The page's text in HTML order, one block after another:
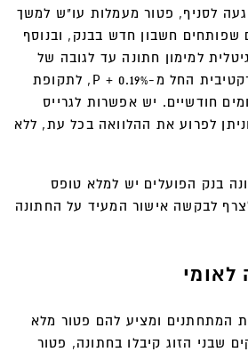
לסניף, פטור מעמלות עו"ש למשך
שפותחים חשבון חדש בבנק, ובנוסף
למימון חתונה עד לגובה של
72,000 ₪, בריבית אטרקטיבית החל מ-P + 0.19%, לתקופת
של עד 72 תשלומים חודשיים. יש אפשרות לגרייס
לפרוע את ההלוואה בכל עת, ללא
בנק הפועלים יש למלא טופס
לבקשה אישור המעיד על החתונה
לאומי
המתחתנים ומציע להם פטור מלא
שבני הזוג קיבלו בחתונה, פטור